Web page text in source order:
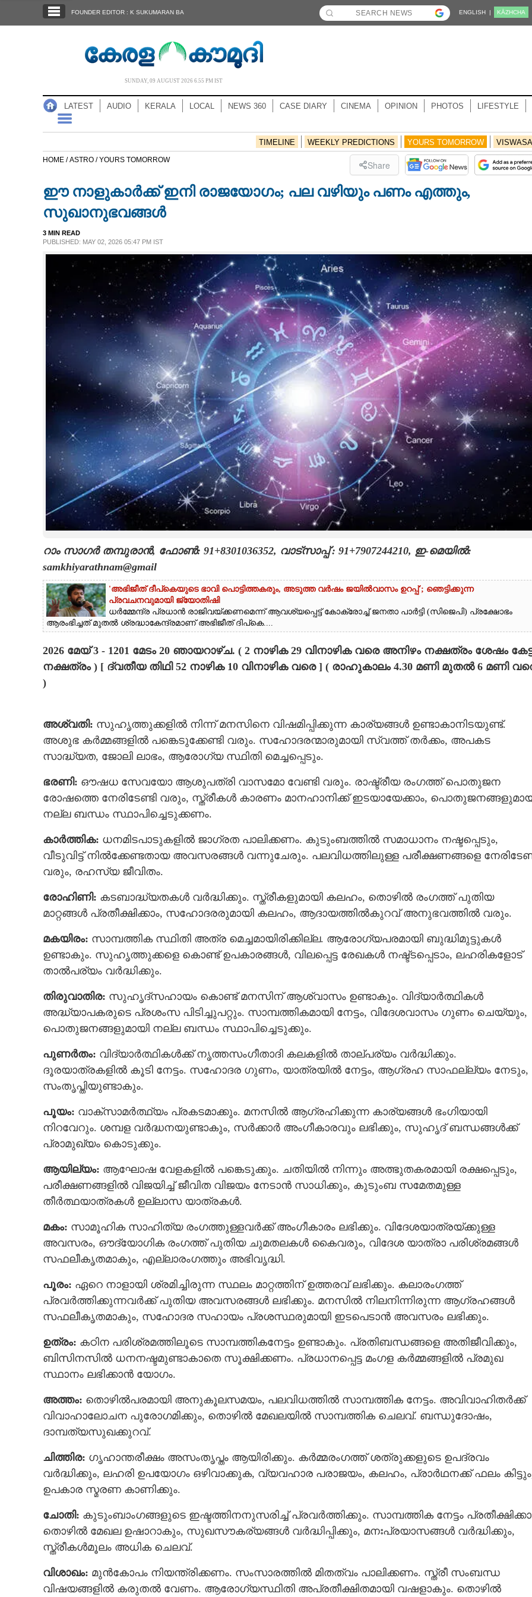
NOTIFIED NEWS
NEWS 360
CASE DIARY
CARTOONS
LITERATURE
CONTACT US
FOUNDER EDITOR : K SUKUMARAN BA ENGLISH | KĀZHCHA
SUNDAY, 09 AUGUST 2026 6.55 PM IST
LATEST AUDIO KERALA LOCAL NEWS 360 CASE DIARY CINEMA OPINION PHOTOS LIFESTYLE
TIMELINE WEEKLY PREDICTIONS YOURS TOMORROW
HOME /ASTRO /YOURS TOMORROW Share
ഈ നാളുകാർക്ക് ഇനി രാജയോഗം; പല വഴിയും പണം എത്തും,
സുഖാനുഭവങ്ങൾ
3 MIN READ
PUBLISHED: MAY 02, 2026 05:47 PM IST
റാം സാഗർ തമ്പുരാൻ, ഫോൺ: 91+8301036352, വാട്സാപ്പ് : 91+7907244210, ഇ-മെയിൽ:
samkhiyarathnam@gmail
'അഭിജീത് ദീപ്‌കെയുടെ ഭാവി പൊട്ടിത്തകരും, അടുത്ത വർഷം ജയിൽവാസം ഉറപ്പ്'; ഞെട്ടിക്കുന്ന
പ്രവചനവുമായി ജ്യോതിഷി
ധർമ്മേന്ദ്ര പ്രധാൻ രാജിവയ്ക്കണമെന്ന് ആവശ്യപ്പെട്ട് കോക്രോച്ച് ജനതാ പാർട്ടി (സിജെപി) പ്രക്ഷോഭം
ആരംഭിച്ചത് മുതൽ ശ്രദ്ധാകേന്ദ്രമാണ് അഭിജീത് ദിപ്‌കെ....
2026 മേയ് 3 - 1201 മേടം 20 ഞായറാഴ്ച. ( 2 നാഴിക 29 വിനാഴിക വരെ അനിഴം നക്ഷത്രം ശേഷം
നക്ഷത്രം ) [ ദ്വതീയ തിഥി 52 നാഴിക 10 വിനാഴിക വരെ ] ( രാഹുകാലം 4.30 മണി മുതൽ 6 മണി
)
അശ്വതി: സുഹൃത്തുക്കളിൽ നിന്ന് മനസിനെ വിഷമിപ്പിക്കുന്ന കാര്യങ്ങൾ ഉണ്ടാകാനിടയുണ്ട്.
അശുഭ കര്‍മ്മങ്ങളില്‍ പങ്കെടുക്കേണ്ടി വരും. സഹോദരന്മാരുമായി സ്വത്ത് തര്‍ക്കം, അപകട
സാദ്ധ്യത, ജോലി ലാഭം, ആരോഗ്യ സ്ഥിതി മെച്ചപ്പെടും.
ഭരണി: ഔഷധ സേവയോ ആശുപത്രി വാസമോ വേണ്ടി വരും. രാഷ്ട്രീയ രംഗത്ത് പൊതുജന
രോഷത്തെ നേരിടേണ്ടി വരും, സ്ത്രീകള്‍ കാരണം മാനഹാനിക്ക് ഇടയായേക്കാം,
നല്ല ബന്ധം സ്ഥാപിച്ചെടുക്കണം.
കാര്‍ത്തിക: ധനമിടപാടുകളില്‍ ജാഗ്രത പാലിക്കണം. കുടുംബത്തില്‍ സമാധാനം നഷ്ടപ്പെടും,
വീടുവിട്ട് നില്‍ക്കേണ്ടതായ അവസരങ്ങള്‍ വന്നുചേരും. പലവിധത്തിലുള്ള പരീക്ഷണങ്ങളെ
വരും, രഹസ്യ ജീവിതം.
രോഹിണി: കടബാദ്ധ്യതകള്‍ വര്‍ദ്ധിക്കും. സ്ത്രീകളുമായി കലഹം, തൊഴില്‍ രംഗത്ത് പുതിയ
മാറ്റങ്ങള്‍ പ്രതീക്ഷിക്കാം, സഹോദരരുമായി കലഹം, ആദായത്തില്‍കുറവ് അനുഭവത്തില്‍ വരും.
മകയിരം: സാമ്പത്തിക സ്ഥിതി അത്ര മെച്ചമായിരിക്കില്ല. ആരോഗ്യപരമായി ബുദ്ധിമുട്ടുകൾ
ഉണ്ടാകും. സുഹൃത്തുക്കളെ കൊണ്ട് ഉപകാരങ്ങള്‍, വിലപ്പെട്ട രേഖകള്‍ നഷ്ട്ടപ്പെടാം, ലഹരികളോട്
താല്‍പര്യം വർദ്ധിക്കും.
തിരുവാതിര: സുഹൃദ്‌സഹായം കൊണ്ട് മനസിന് ആശ്വാസം ഉണ്ടാകും. വിദ്യാര്‍ത്ഥികള്‍
അദ്ധ്യാപകരുടെ പ്രശംസ പിടിച്ചുപറ്റും. സാമ്പത്തികമായി നേട്ടം, വിദേശവാസം ഗുണം ചെയ്യും,
പൊതുജനങ്ങളുമായി നല്ല ബന്ധം സ്ഥാപിച്ചെടുക്കും.
പുണര്‍തം: വിദ്യാര്‍ത്ഥികള്‍ക്ക് നൃത്തസംഗീതാദി കലകളിൽ താല്പര്യം വര്‍ദ്ധിക്കും.
ദൂരയാത്രകളില്‍ കൂടി നേട്ടം. സഹോദര ഗുണം, യാത്രയില്‍ നേട്ടം, ആഗ്രഹ സാഫല്ല്യം നേടും,
സംതൃപ്തിയുണ്ടാകും.
പൂയം: വാക്‌സാമര്‍ത്ഥ്യം പ്രകടമാക്കും. മനസിൽ ആഗ്രഹിക്കുന്ന കാര്യങ്ങള്‍ ഭംഗിയായി
നിറവേറും. ശമ്പള വര്‍ദ്ധനയുണ്ടാകും, സര്‍ക്കാര്‍ അംഗീകാരവും ലഭിക്കും,‍ സുഹൃദ് ബന്ധങ്ങൾക്ക്
പ്രാമുഖ്യം കൊടുക്കും.
ആയില്യം: ആഘോഷ വേളകളിൽ പങ്കെടുക്കും. ചതിയില്‍ നിന്നും അത്ഭുതകരമായി രക്ഷപ്പെടും,
പരീക്ഷണങ്ങളിൽ വിജയിച്ച് ജീവിത വിജയം നേടാന്‍ സാധിക്കും, കുടുംബ സമേതമുള്ള
തീര്‍ത്ഥയാത്രകള്‍ ഉല്ലാസ യാത്രകള്‍.
മകം: സാമൂഹിക സാഹിത്യ രംഗത്തുള്ളവര്‍ക്ക് അംഗീകാരം ലഭിക്കും. വിദേശയാത്രയ്ക്കുള്ള
അവസരം, ഔദ്യോഗിക രംഗത്ത് പുതിയ ചുമതലകള്‍ കൈവരും, വിദേശ യാത്രാ പരിശ്രമങ്ങള്‍
സഫലീകൃതമാകും, എല്ലാരംഗത്തും അഭിവൃദ്ധി.
പൂരം: ഏറെ നാളായി ശ്രമിച്ചിരുന്ന സ്ഥലം മാറ്റത്തിന് ഉത്തരവ് ലഭിക്കും. കലാരംഗത്ത്
പ്രവര്‍ത്തിക്കുന്നവര്‍ക്ക് പുതിയ അവസരങ്ങള്‍ ലഭിക്കും. മനസില്‍ നിലനിന്നിരുന്ന ആഗ്രഹങ്ങള്‍
സഫലീകൃതമാകും, സഹോദര സഹായം പ്രശസ്ഥരുമായി ഇടപെടാന്‍ അവസരം ലഭിക്കും.
ഉത്രം: കഠിന പരിശ്രമത്തിലൂടെ സാമ്പത്തികനേട്ടം ഉണ്ടാകും. പ്രതിബന്ധങ്ങളെ അതിജീവിക്കും,
ബിസിനസില്‍ ധനനഷ്ടമുണ്ടാകാതെ സൂക്ഷിക്കണം. പ്രധാനപ്പെട്ട മംഗള കര്‍മ്മങ്ങളില്‍ പ്രമുഖ
സ്ഥാനം ലഭിക്കാന്‍ യോഗം.
അത്തം: തൊഴില്‍പരമായി അനുകൂലസമയം, പലവിധത്തില്‍ സാമ്പത്തിക നേട്ടം. അവിവാഹിതർക്ക്
വിവാഹാലോചന പുരോഗമിക്കും, തൊഴില്‍ മേഖലയില്‍ സാമ്പത്തിക ചെലവ്. ബന്ധുദോഷം,
ദാമ്പത്യസുഖക്കുറവ്.
ചിത്തിര: ഗൃഹാന്തരീക്ഷം അസംതൃപ്തം ആയിരിക്കും. കര്‍മ്മരംഗത്ത് ശത്രുക്കളുടെ ഉപദ്രവം
വർദ്ധിക്കും, ലഹരി ഉപയോഗം ഒഴിവാക്കുക, വ്യവഹാര പരാജയം, കലഹം, പ്രാര്‍ഥനക്ക് ഫലം
ഉപകാര സ്മരണ കാണിക്കും.
ചോതി: കുടുംബാംഗങ്ങളുടെ ഇഷ്ടത്തിനനുസരിച്ച് പ്രവര്‍ത്തിക്കും. സാമ്പത്തിക നേട്ടം
തൊഴില്‍ മേഖല ഉഷാറാകും, സുഖസൗകര്യങ്ങള്‍ വര്‍ദ്ധിപ്പിക്കും,‍ മനഃപ്രയാസങ്ങൾ വര്‍ദ്ധിക്കും,
സ്ത്രീകള്‍മൂലം അധിക ചെലവ്.
വിശാഖം: മുന്‍കോപം നിയന്ത്രിക്കണം. സംസാരത്തിൽ മിതത്വം പാലിക്കണം. സ്ത്രീ സംബന്ധ
വിഷയങ്ങളില്‍ കരുതല്‍ വേണം. ആരോഗ്യസ്ഥിതി അപ്രതീക്ഷിതമായി വഷളാകും. തൊഴില്‍
വഴിയും പണം എത്തും, സുഖാനുഭവങ്ങൾ
Share this link